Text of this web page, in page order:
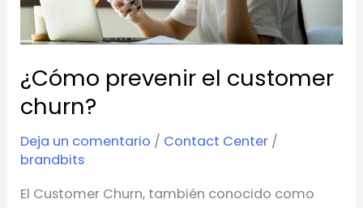
¿Cómo prevenir el customer
churn?
Deja un comentario / Contact Center /
brandbits
El Customer Churn, también conocido como